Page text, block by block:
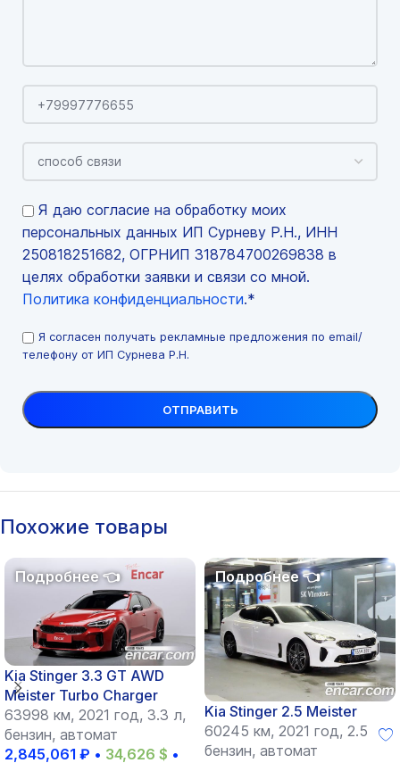
Я даю согласие на обработку моих
персональных данных ИП Сурневу Р.Н., ИНН
250818251682, ОГРНИП 318784700269838 в
целях обработки заявки и связи со мной.
Политика конфиденциальности.*
Я согласен получать рекламные предложения по email/
телефону от ИП Сурнева Р.Н.
Похожие товары
Kia Stinger 3.3 GT AWD
Meister Turbo Charger
63998 км, 2021 год, 3.3 л,
бензин, автомат
2,845,061 ₽ • 34,626 $ •
Kia Stinger 2.5 Meister
60245 км, 2021 год, 2.5 л,
бензин, автомат